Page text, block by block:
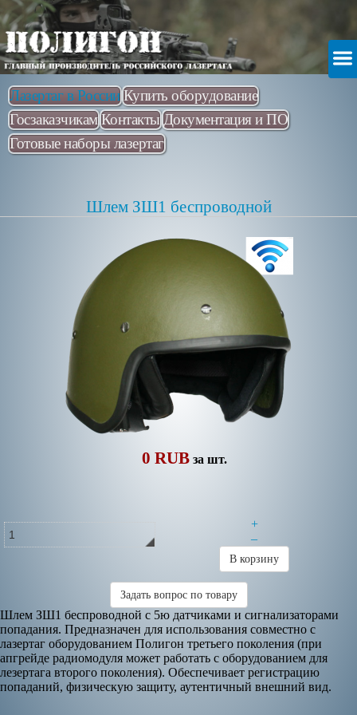
Лазертаг в России Купить оборудование
Госзаказчикам Контакты Документация и ПО
Готовые наборы лазертаг
Шлем ЗШ1 беспроводной
0 RUB за шт.
+
–
В корзину
Задать вопрос по товару
Шлем ЗШ1 беспроводной с 5ю датчиками и сигнализаторами
попадания. Предназначен для использования совместно с
лазертаг оборудованием Полигон третьего поколения (при
апгрейде радиомодуля может работать с оборудованием для
лезертага второго поколения). Обеспечивает регистрацию
попаданий, физическую защиту, аутентичный внешний вид.